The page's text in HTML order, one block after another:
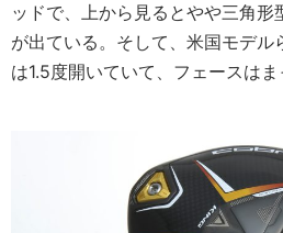
ッドで、上から見るとやや三角形
が出ている。そして、米国モデル
は1.5度開いていて、フェースはま